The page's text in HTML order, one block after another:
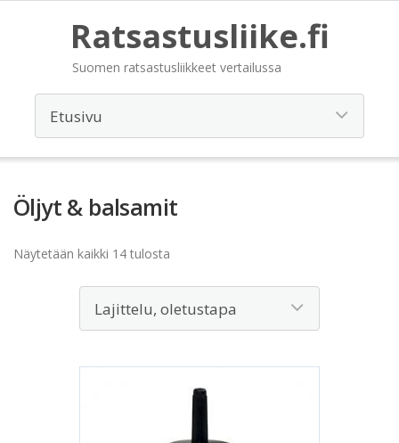
Ratsastusliike.fi
Suomen ratsastusliikkeet vertailussa
Öljyt & balsamit
Näytetään kaikki 14 tulosta